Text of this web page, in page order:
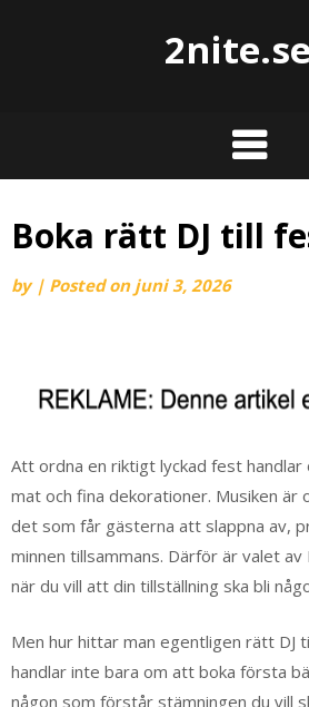
2nite.se
Boka rätt DJ till
by | Posted on juni 3, 2026
Att ordna en riktigt lyckad fest handlar
mat och fina dekorationer. Musiken är
det som får gästerna att slappna av,
minnen tillsammans. Därför är valet
när du vill att din tillställning ska bli
Men hur hittar man egentligen rätt DJ
handlar inte bara om att boka första
någon som förstår stämningen du vill